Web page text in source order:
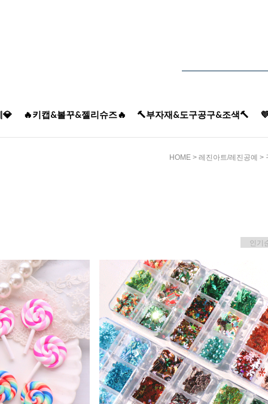
💎 🔥키캡&볼꾸&젤리슈즈🔥 🔨부자재&도구공구&조색🔨
HOME > 레진아트/레진공예 >